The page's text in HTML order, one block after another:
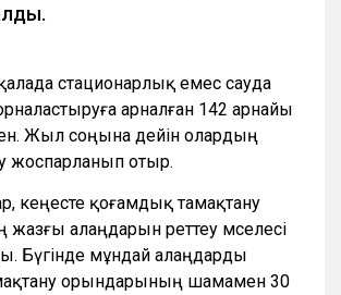
қалада стационарлық емес сауда
арналған 142 арнайы
Жыл соңына дейін олардың
жоспарланып отыр.
кеңесте қоғамдық тамақтану
алаңдарын реттеу мәселесі
Бүгінде мұндай алаңдарды
орындарының шамамен 30